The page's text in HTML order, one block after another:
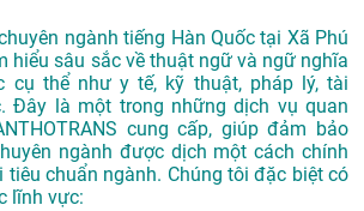
ngành tiếng Hàn Quốc tại Xã Phú
hiểu sâu sắc về thuật ngữ và ngữ nghĩa
cụ thể như y tế, kỹ thuật, pháp lý, tài
Đây là một trong những dịch vụ quan
cung cấp, giúp đảm bảo
ngành được dịch một cách chính
tiêu chuẩn ngành. Chúng tôi đặc biệt có
lĩnh vực: